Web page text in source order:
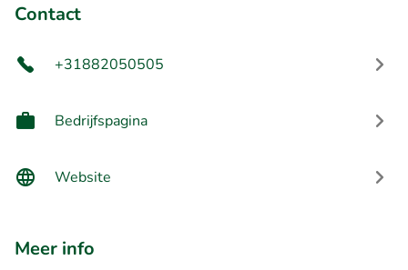
Contact
+31882050505
Bedrijfspagina
Website
Meer info